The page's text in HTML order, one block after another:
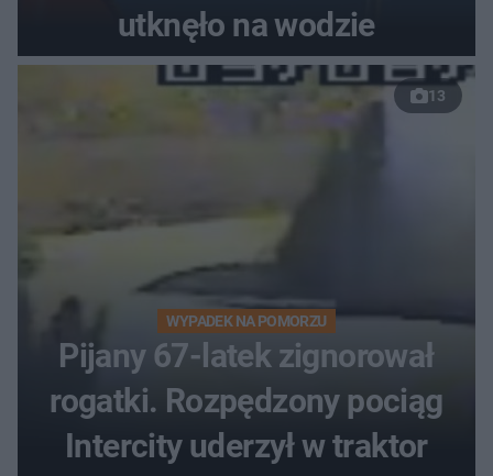
utknęło na wodzie
13
WYPADEK NA POMORZU
Pijany 67-latek zignorował
rogatki. Rozpędzony pociąg
Intercity uderzył w traktor